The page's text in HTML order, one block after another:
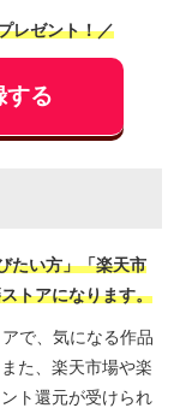
レゼント！／
する
たい方」「楽天市
トアになります。
で、気になる作品
た、楽天市場や楽
ト還元が受けられ